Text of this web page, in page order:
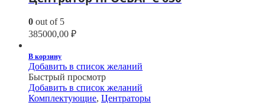
0 out of 5
385000,00 ₽
В корзину
Добавить в список желаний
Быстрый просмотр
Добавить в список желаний
Комплектующие, Центраторы